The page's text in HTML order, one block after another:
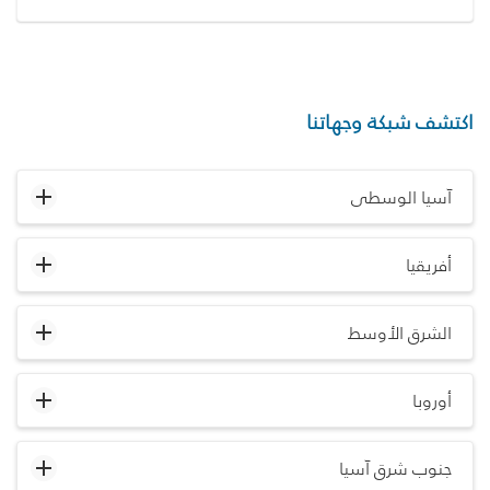
اكتشف شبكة وجهاتنا
آسيا الوسطى
أفريقيا
الشرق الأوسط
أوروبا
جنوب شرق آسيا